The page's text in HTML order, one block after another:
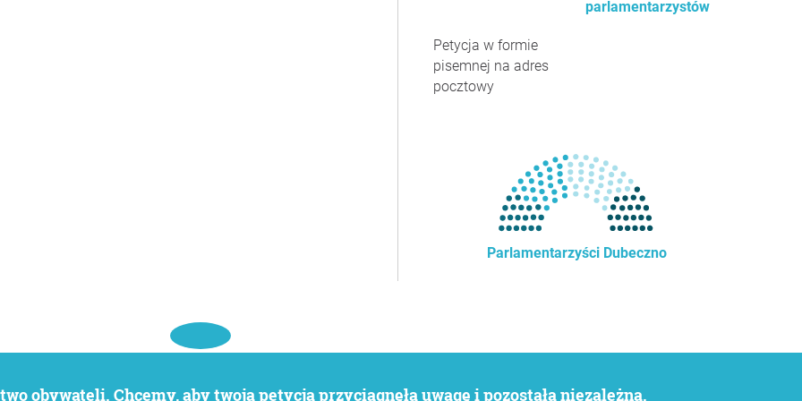
parlamentarzystów
Petycja w formie
pisemnej na adres
pocztowy
Parlamentarzyści Dubeczno
obywateli. Chcemy, aby twoja petycja przyciągnęła uwagę i pozostała niezależna.